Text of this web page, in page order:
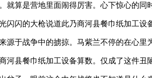
算是营地里面闹得厉害。心下惊心的同
闪的大枪说道此乃商河县餐巾纸加工设
于战争中的掳掠。马紫兰不停的在心里
县餐巾纸加工设备算数。仅成了这件